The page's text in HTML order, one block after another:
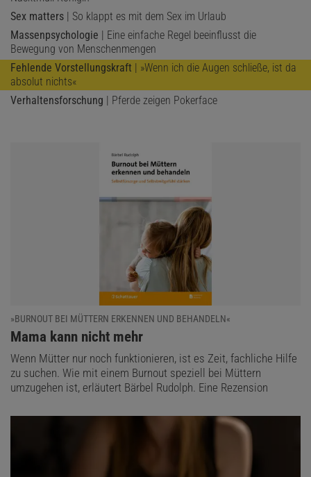
Sex matters | So klappt es mit dem Sex im Urlaub
Massenpsychologie | Eine einfache Regel beeinflusst die
Bewegung von Menschenmengen
Fehlende Vorstellungskraft | »Wenn ich die Augen schließe, ist da
absolut nichts«
Verhaltensforschung | Pferde zeigen Pokerface
»BURNOUT BEI MÜTTERN ERKENNEN UND BEHANDELN«
:
Mama kann nicht mehr
Wenn Mütter nur noch funktionieren, ist es Zeit, fachliche Hilfe
zu suchen. Wie mit einem Burnout speziell bei Müttern
umzugehen ist, erläutert Bärbel Rudolph. Eine Rezension